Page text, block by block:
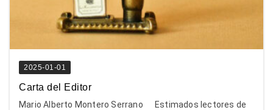
2025-01-01
Carta del Editor
Mario Alberto Montero Serrano Estimados lectores de